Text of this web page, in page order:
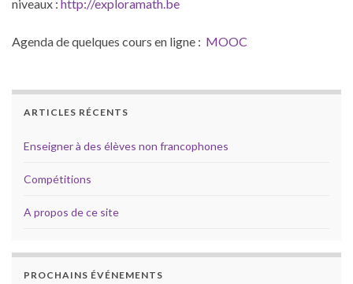
niveaux : http://exploramath.be
Agenda de quelques cours en ligne : MOOC
ARTICLES RÉCENTS
Enseigner à des élèves non francophones
Compétitions
A propos de ce site
PROCHAINS ÉVÉNEMENTS